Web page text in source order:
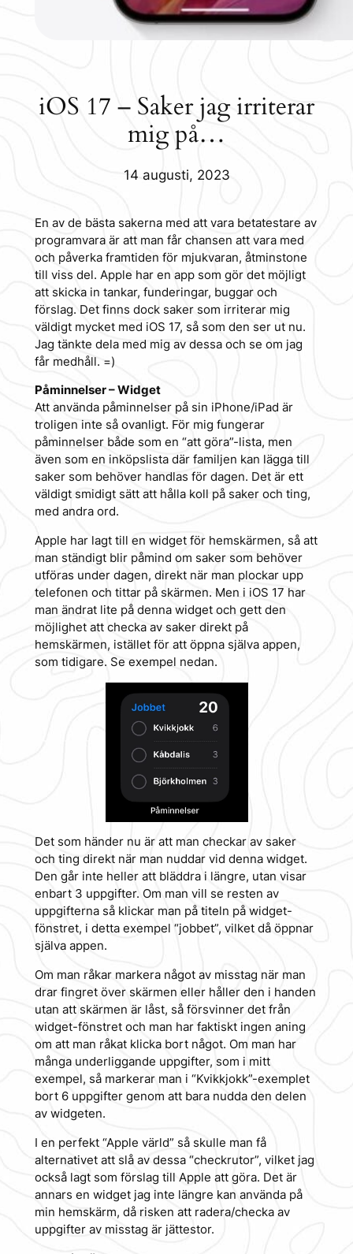
iOS 17 – Saker jag irriterar
mig på…
14 augusti, 2023
En av de bästa sakerna med att vara betatestare av
programvara är att man får chansen att vara med
och påverka framtiden för mjukvaran, åtminstone
till viss del. Apple har en app som gör det möjligt
att skicka in tankar, funderingar, buggar och
förslag. Det finns dock saker som irriterar mig
väldigt mycket med iOS 17, så som den ser ut nu.
Jag tänkte dela med mig av dessa och se om jag
får medhåll. =)
Påminnelser – Widget
Att använda påminnelser på sin iPhone/iPad är
troligen inte så ovanligt. För mig fungerar
påminnelser både som en “att göra”-lista, men
även som en inköpslista där familjen kan lägga till
saker som behöver handlas för dagen. Det är ett
väldigt smidigt sätt att hålla koll på saker och ting,
med andra ord.
Apple har lagt till en widget för hemskärmen, så att
man ständigt blir påmind om saker som behöver
utföras under dagen, direkt när man plockar upp
telefonen och tittar på skärmen. Men i iOS 17 har
man ändrat lite på denna widget och gett den
möjlighet att checka av saker direkt på
hemskärmen, istället för att öppna själva appen,
som tidigare. Se exempel nedan.
Det som händer nu är att man checkar av saker
och ting direkt när man nuddar vid denna widget.
Den går inte heller att bläddra i längre, utan visar
enbart 3 uppgifter. Om man vill se resten av
uppgifterna så klickar man på titeln på widget-
fönstret, i detta exempel “jobbet”, vilket då öppnar
själva appen.
Om man råkar markera något av misstag när man
drar fingret över skärmen eller håller den i handen
utan att skärmen är låst, så försvinner det från
widget-fönstret och man har faktiskt ingen aning
om att man råkat klicka bort något. Om man har
många underliggande uppgifter, som i mitt
exempel, så markerar man i “Kvikkjokk”-exemplet
bort 6 uppgifter genom att bara nudda den delen
av widgeten.
I en perfekt “Apple värld” så skulle man få
alternativet att slå av dessa “checkrutor”, vilket jag
också lagt som förslag till Apple att göra. Det är
annars en widget jag inte längre kan använda på
min hemskärm, då risken att radera/checka av
uppgifter av misstag är jättestor.